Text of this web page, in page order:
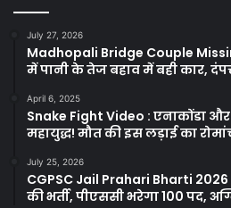
July 27, 2026
Madhopali Bridge Couple
में पानी के तेज बहाव में बही कार,
April 6, 2025
Snake Fight Video : एनाकोंडा
महायुद्ध! मौत की इस लड़ाई का
July 25, 2026
CGPSC Jail Prahari Bharti 2026
की भर्ती, पीएससी भरेगा 100 पद,